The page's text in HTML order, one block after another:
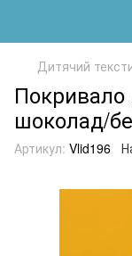
Дитячий
шоколад/
Артикул: Vlid196